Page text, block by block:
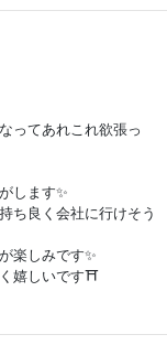
ってあれこれ欲張っ
します✨
ち良く会社に行けそう
楽しみです✨
嬉しいです⛩